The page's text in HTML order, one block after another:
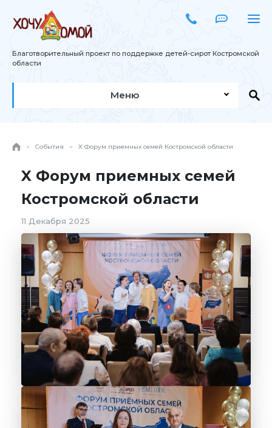
Благотворительный проект по поддержке детей-сирот Костромской
области
Меню
События X Форум приемных семей Костромской области
X Форум приемных семей
Костромской области
11 Декабря 2025